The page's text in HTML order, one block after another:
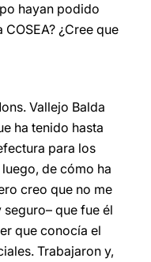
hayan podido
¿Cree que
Vallejo Balda
ha tenido hasta
para los
de cómo ha
creo que no me
que fue él
que conocía el
Trabajaron y,